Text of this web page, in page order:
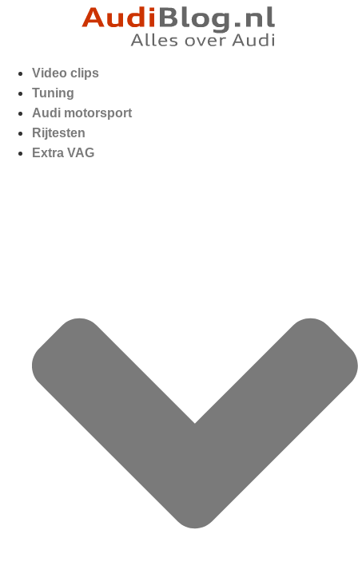
Video clips
Tuning
Audi motorsport
Rijtesten
Extra VAG